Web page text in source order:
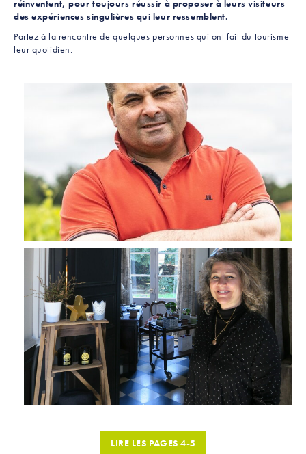
réinventent, pour toujours réussir à proposer à leurs visiteurs
des expériences singulières qui leur ressemblent.
Partez à la rencontre de quelques personnes qui ont fait du tourisme
leur quotidien.
LIRE LES PAGES 4-5